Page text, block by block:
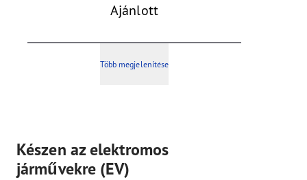
Ajánlott
Több megjelenítése
Készen az elektromos
járművekre (EV)